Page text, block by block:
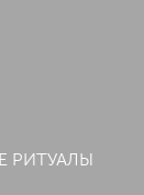
РИТУАЛЫ